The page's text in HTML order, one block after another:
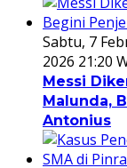
Sabtu, 7
2026 21:20
Messi
Malunda,
Antonius